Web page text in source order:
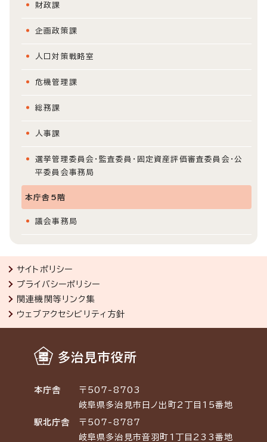
財政課
企画政策課
人口対策戦略室
危機管理課
総務課
人事課
選挙管理委員会・監査委員・固定資産評価審査委員会・公
平委員会事務局
本庁舎5階
議会事務局
サイトポリシー
プライバシーポリシー
関連機関等リンク集
ウェブアクセシビリティ方針
多治見市役所
本庁舎
〒507-8703
岐阜県多治見市日ノ出町2丁目15番地
駅北庁舎
〒507-8787
岐阜県多治見市音羽町1丁目233番地